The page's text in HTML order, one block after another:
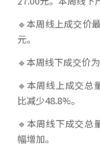
🔹本周线上成交价
元。
🔹本周线下成交价为
🔹本周线上成交总
比减少48.8%。
🔹本周线下成交总
幅增加。